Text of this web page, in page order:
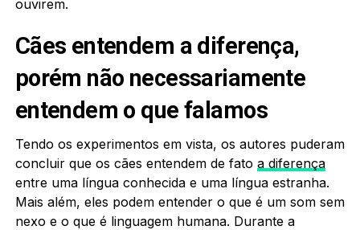
ouvirem.
Cães entendem a diferença,
porém não necessariamente
entendem o que falamos
Tendo os experimentos em vista, os autores puderam
concluir que os cães entendem de fato a diferença
entre uma língua conhecida e uma língua estranha.
Mais além, eles podem entender o que é um som sem
nexo e o que é linguagem humana. Durante a